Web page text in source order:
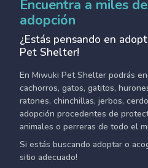
Encuentra a miles
adopción
¿Estás pensando en
Pet Shelter!
En Miwuki Pet Shelter podrás
cachorros, gatos, gatitos,
ratones, chinchillas, jerbos,
adopción procedentes de
animales o perreras de todo el
Si estás buscando adoptar o
sitio adecuado!